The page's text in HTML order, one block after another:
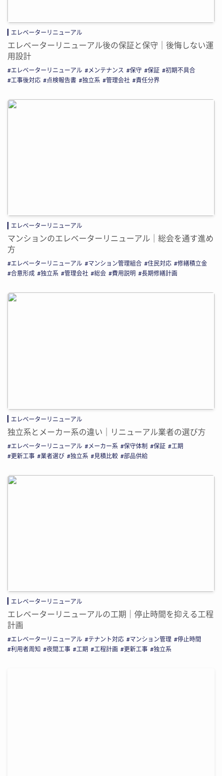
エレベーターリニューアル
エレベーターリニューアル後の保証と保守｜後悔しない運
用設計
エレベーターリニューアル メンテナンス 保守 保証
初期不具合
工事後対応
点検報告書 独立系 管理会社 責任分界
エレベーターリニューアル
マンションのエレベーターリニューアル｜総会を通す進め
方
エレベーターリニューアル マンション管理組合 住民対応
修繕積立金
合意形成
独立系 管理会社 総会 費用説明 長期修繕計画
エレベーターリニューアル
独立系とメーカー系の違い｜リニューアル業者の選び方
エレベーターリニューアル メーカー系 保守体制 保証
工期
更新工事
業者選び 独立系 見積比較 部品供給
エレベーターリニューアル
エレベーターリニューアルの工期｜停止時間を抑える工程
計画
エレベーターリニューアル テナント対応 マンション管理
停止時間
利用者周知
夜間工事 工期 工程計画 更新工事 独立系